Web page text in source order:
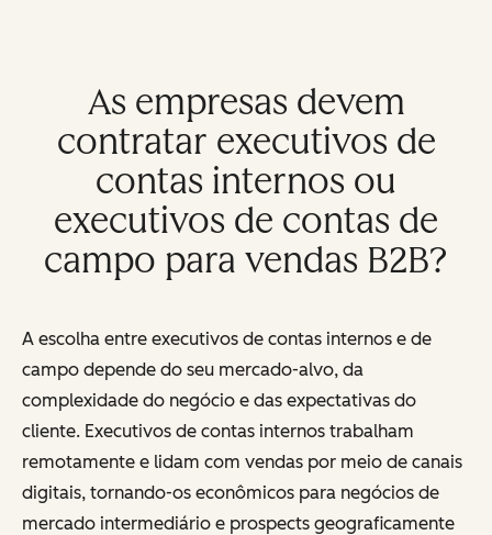
As empresas devem
contratar executivos de
contas internos ou
executivos de contas de
campo para vendas B2B?
A escolha entre executivos de contas internos e de
campo depende do seu mercado-alvo, da
complexidade do negócio e das expectativas do
cliente. Executivos de contas internos trabalham
remotamente e lidam com vendas por meio de canais
digitais, tornando-os econômicos para negócios de
mercado intermediário e prospects geograficamente